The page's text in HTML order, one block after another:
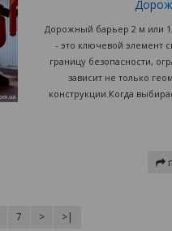
Дорожный барьер 2 м или
- это ключевой
границу безопасности,
зависит не только
конструкции.Когда
7 > >|